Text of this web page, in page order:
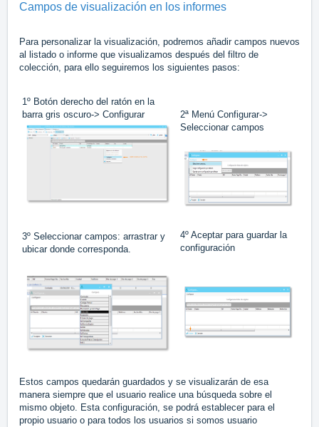
Campos de visualización en los informes
Para personalizar la visualización, podremos añadir campos nuevos
al listado o informe que visualizamos después del filtro de
colección, para ello seguiremos los siguientes pasos:
1º Botón derecho del ratón en la
barra gris oscuro-> Configurar
2ª Menú Configurar->
Seleccionar campos
3º Seleccionar campos: arrastrar y
ubicar donde corresponda.
4º Aceptar para guardar la
configuración
Estos campos quedarán guardados y se visualizarán de esa
manera siempre que el usuario realice una búsqueda sobre el
mismo objeto. Esta configuración, se podrá establecer para el
propio usuario o para todos los usuarios si somos usuario